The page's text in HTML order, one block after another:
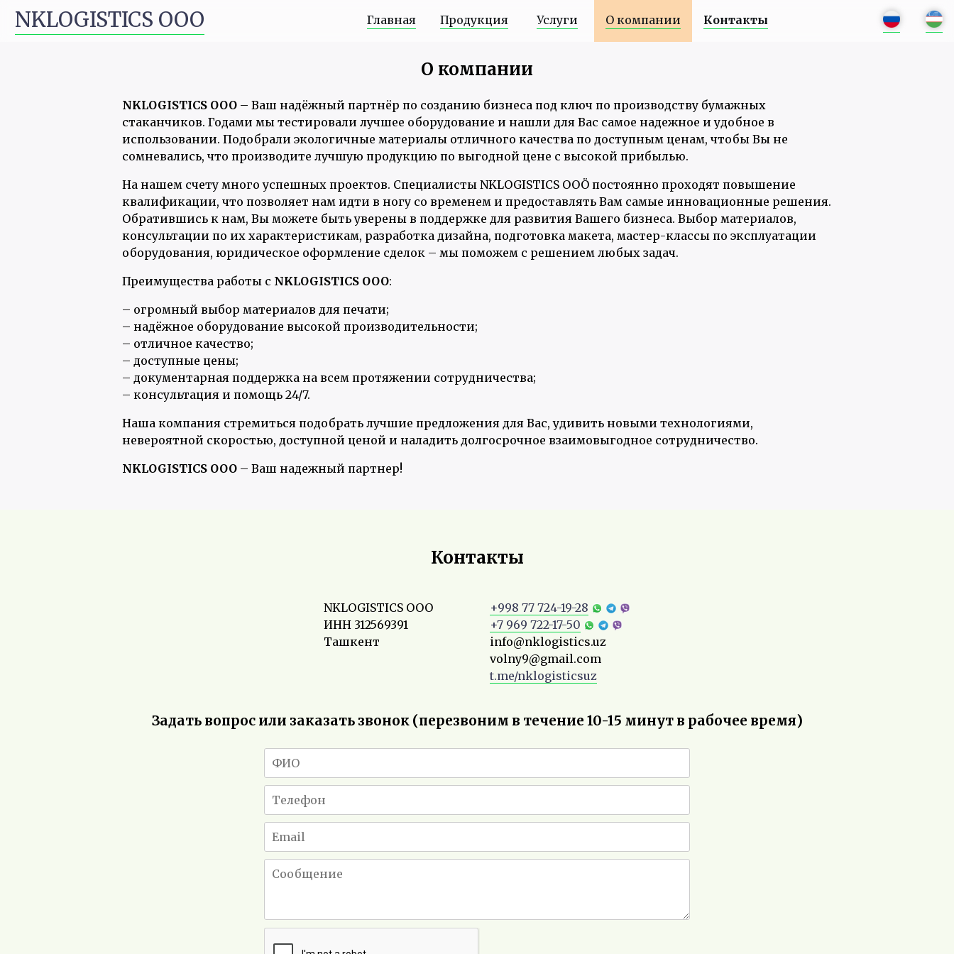
NKLOGISTICS ООО Главная Продукция Услуги О компании Контакты
О компании
NKLOGISTICS OOO – Ваш надёжный партнёр по созданию бизнеса под ключ по производству бумажных
стаканчиков. Годами мы тестировали лучшее оборудование и нашли для Вас самое надежное и удобное в
использовании. Подобрали экологичные материалы отличного качества по доступным ценам, чтобы Вы не
сомневались, что производите лучшую продукцию по выгодной цене с высокой прибылью.
На нашем счету много успешных проектов. Специалисты NKLOGISTICS OOÖ постоянно проходят повышение
квалификации, что позволяет нам идти в ногу со временем и предоставлять Вам самые инновационные решения.
Обратившись к нам, Вы можете быть уверены в поддержке для развития Вашего бизнеса. Выбор материалов,
консультации по их характеристикам, разработка дизайна, подготовка макета, мастер-классы по эксплуатации
оборудования, юридическое оформление сделок – мы поможем с решением любых задач.
Преимущества работы с NKLOGISTICS OOO:
– огромный выбор материалов для печати;
– надёжное оборудование высокой производительности;
– отличное качество;
– доступные цены;
– документарная поддержка на всем протяжении сотрудничества;
– консультация и помощь 24/7.
Наша компания стремиться подобрать лучшие предложения для Вас, удивить новыми технологиями,
невероятной скоростью, доступной ценой и наладить долгосрочное взаимовыгодное сотрудничество.
NKLOGISTICS OOO – Ваш надежный партнер!
Контакты
NKLOGISTICS ООО
ИНН 312569391
Ташкент
+998 77 724-19-28
+7 969 722-17-50
info@nklogistics.uz
volny9@gmail.com
t.me/nklogisticsuz
Задать вопрос или заказать звонок (перезвоним в течение 10-15 минут в рабочее время)